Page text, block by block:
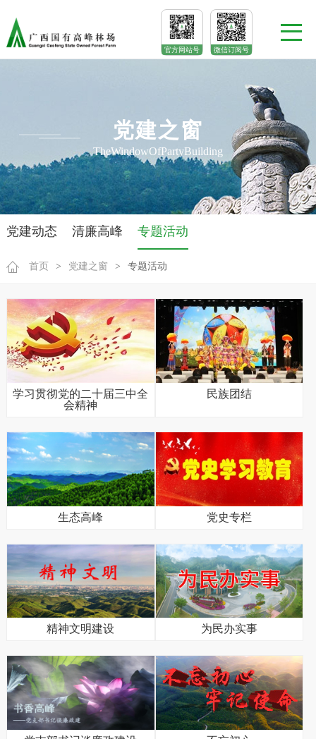
官方网站号 微信订阅号
党建之窗
TheWindowOfPartyBuilding
党建动态 清廉高峰 专题活动
首页 > 党建之窗 > 专题活动
学习贯彻党的二十届三中全
会精神
民族团结
生态高峰 党史专栏
精神文明建设 为民办实事